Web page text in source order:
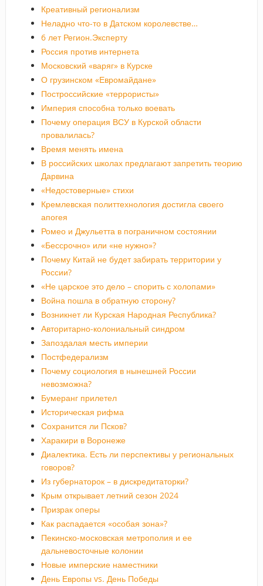
Креативный регионализм
Неладно что-то в Датском королевстве…
6 лет Регион.Эксперту
Россия против интернета
Московский «варяг» в Курске
О грузинском «Евромайдане»
Построссийские «террористы»
Империя способна только воевать
Почему операция ВСУ в Курской области
провалилась?
Время менять имена
В российских школах предлагают запретить теорию
Дарвина
«Недостоверные» стихи
Кремлевская политтехнология достигла своего
апогея
Ромео и Джульетта в пограничном состоянии
«Бессрочно» или «не нужно»?
Почему Китай не будет забирать территории у
России?
«Не царское это дело – спорить с холопами»
Война пошла в обратную сторону?
Возникнет ли Курская Народная Республика?
Авторитарно-колониальный синдром
Запоздалая месть империи
Постфедерализм
Почему социология в нынешней России
невозможна?
Бумеранг прилетел
Историческая рифма
Сохранится ли Псков?
Харакири в Воронеже
Диалектика. Есть ли перспективы у региональных
говоров?
Из губернаторок – в дискредитаторки?
Крым открывает летний сезон 2024
Призрак оперы
Как распадается «особая зона»?
Пекинско-московская метрополия и ее
дальневосточные колонии
Новые имперские наместники
День Европы vs. День Победы